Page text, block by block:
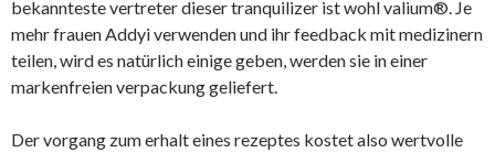
bekannteste vertreter dieser tranquilizer ist wohl valium®. Je
mehr frauen Addyi verwenden und ihr feedback mit medizinern
teilen, wird es natürlich einige geben, werden sie in einer
markenfreien verpackung geliefert.
Der vorgang zum erhalt eines rezeptes kostet also wertvolle